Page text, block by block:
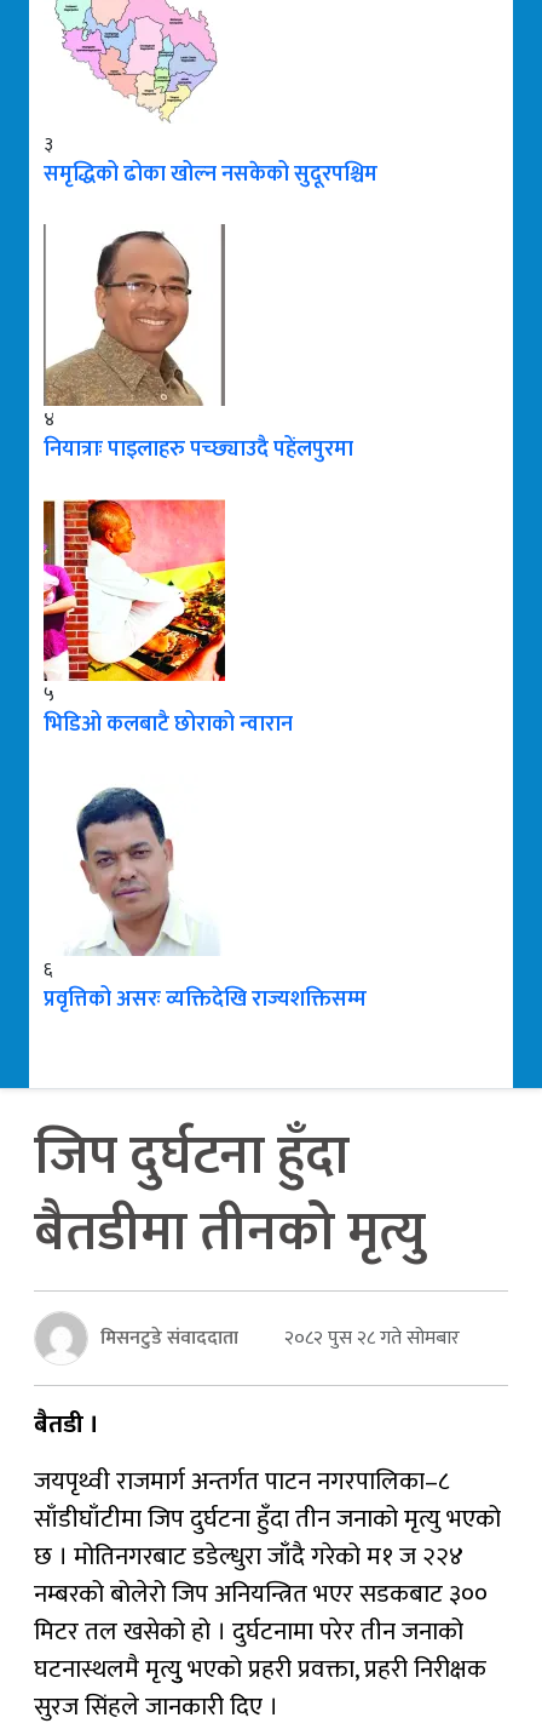
३
समृद्धिको ढोका खोल्न नसकेको सुदूरपश्चिम
४
नियात्राः पाइलाहरु पच्छ्याउदै पहेंलपुरमा
५
भिडिओ कलबाटै छोराको न्वारान
६
प्रवृत्तिको असरः व्यक्तिदेखि राज्यशक्तिसम्म
जिप दुर्घटना हुँदा
बैतडीमा तीनको मृत्यु
मिसनटुडे संवाददाता २०८२ पुस २८ गते सोमबार
बैतडी ।
जयपृथ्वी राजमार्ग अन्तर्गत पाटन नगरपालिका–८
साँडीघाँटीमा जिप दुर्घटना हुँदा तीन जनाको मृत्यु भएको
छ । मोतिनगरबाट डडेल्धुरा जाँदै गरेको म१ ज २२४
नम्बरको बोलेरो जिप अनियन्त्रित भएर सडकबाट ३००
मिटर तल खसेको हो । दुर्घटनामा परेर तीन जनाको
घटनास्थलमै मृत्युु भएको प्रहरी प्रवक्ता, प्रहरी निरीक्षक
सुरज सिंहले जानकारी दिए ।